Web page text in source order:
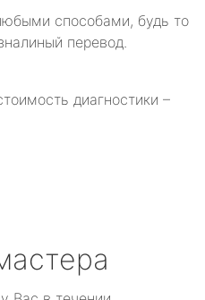
способами, будь то
перевод.
диагностики –